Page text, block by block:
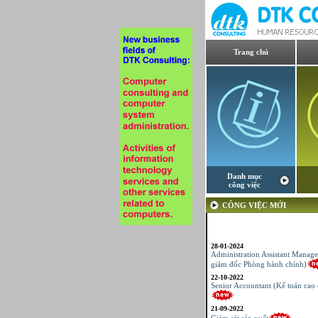
Trang chủ
Danh mục
công việc
CÔNG VIỆC MỚI
Administration Assistant
giám đốc Phòng hành chính)
22-10-2022
Senior Accountant (Kế toán cao
21-09-2022
Giám sát sản xuất